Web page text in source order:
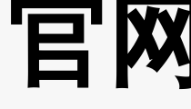
官网